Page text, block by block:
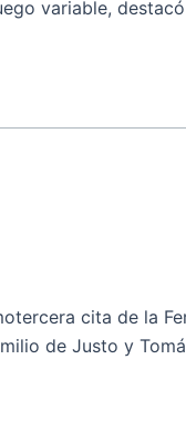
variable,
cita de la
de Justo y